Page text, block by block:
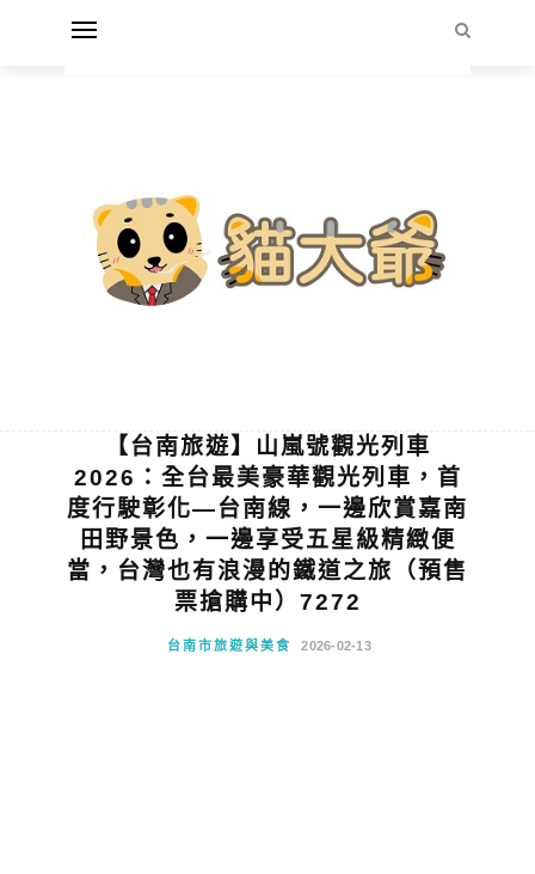
【台南旅遊】山嵐號觀光列車
2026：全台最美豪華觀光列車，首
度行駛彰化—台南線，一邊欣賞嘉南
田野景色，一邊享受五星級精緻便
當，台灣也有浪漫的鐵道之旅（預售
票搶購中）7272
台南市旅遊與美食 2026-02-13